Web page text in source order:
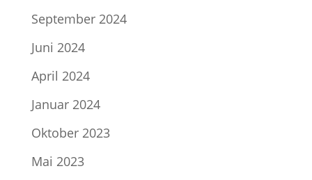
September 2024
Juni 2024
April 2024
Januar 2024
Oktober 2023
Mai 2023